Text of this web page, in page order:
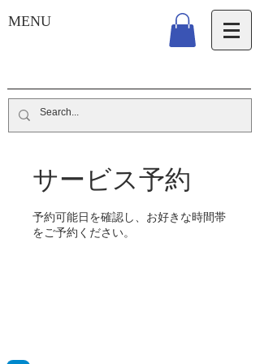
MENU
サービス予約
予約可能日を確認し、お好きな時間帯
をご予約ください。